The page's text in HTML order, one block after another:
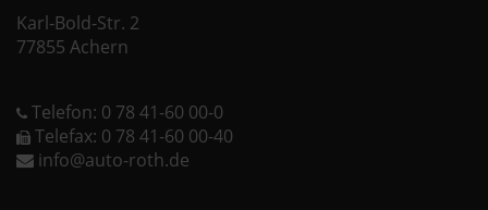
Karl-Bold-Str. 2
77855 Achern
Telefon: 0 78 41-60 00-0
Telefax: 0 78 41-60 00-40
info@auto-roth.de